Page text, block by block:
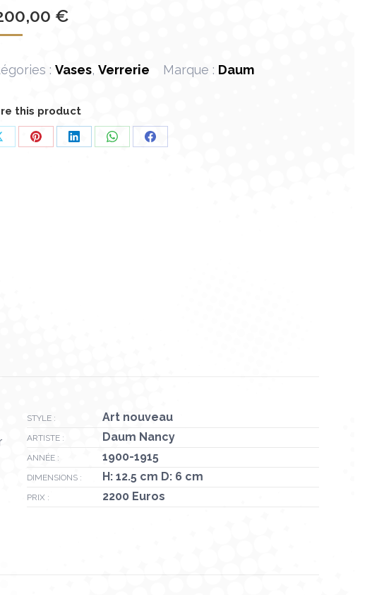
€
: Vases, Verrerie Marque : Daum
this product
PartagerPartagerPartagerPartager
STYLE : Art nouveau
ARTISTE : Daum Nancy
ANNÉE : 1900-1915
DIMENSIONS : H: 12.5 cm D: 6 cm
PRIX : 2200 Euros